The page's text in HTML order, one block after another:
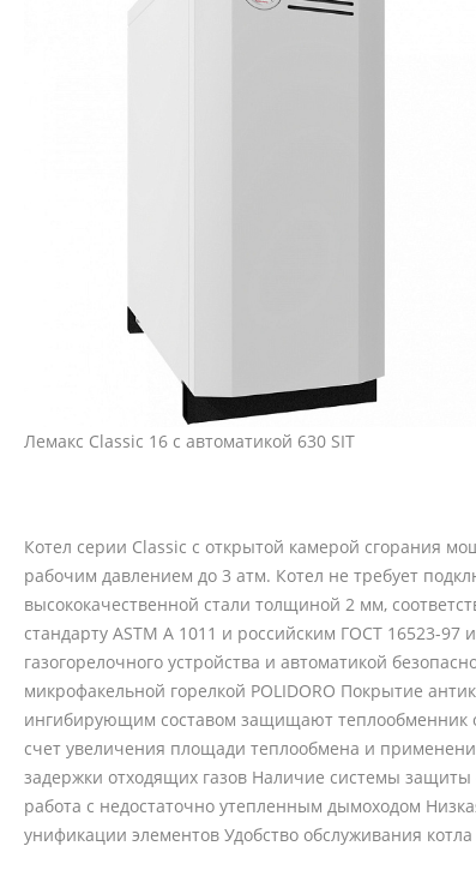
Лемакс Classic 16 с автоматикой 630 SIT
Котел серии Classic с открытой камерой сгорания
рабочим давлением до 3 атм. Котел не требует
высококачественной стали толщиной 2 мм,
стандарту ASTM A 1011 и российским ГОСТ 16523-
газогорелочного устройства и автоматикой
микрофакельной горелкой POLIDORO Покрытие
ингибирующим составом защищают теплообменник
счет увеличения площади теплообмена и
задержки отходящих газов Наличие системы
работа с недостаточно утепленным дымоходом
унификации элементов Удобство обслуживания